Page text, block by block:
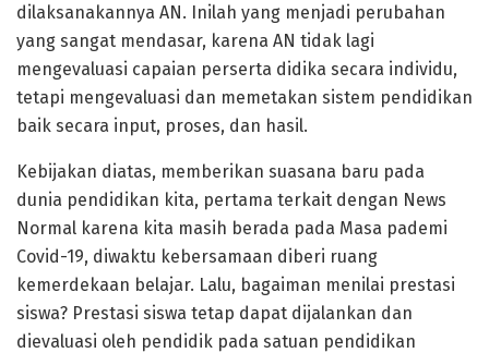
dilaksanakannya AN. Inilah yang menjadi perubahan
yang sangat mendasar, karena AN tidak lagi
mengevaluasi capaian perserta didika secara individu,
tetapi mengevaluasi dan memetakan sistem pendidikan
baik secara input, proses, dan hasil.
Kebijakan diatas, memberikan suasana baru pada
dunia pendidikan kita, pertama terkait dengan News
Normal karena kita masih berada pada Masa pademi
Covid-19, diwaktu kebersamaan diberi ruang
kemerdekaan belajar. Lalu, bagaiman menilai prestasi
siswa? Prestasi siswa tetap dapat dijalankan dan
dievaluasi oleh pendidik pada satuan pendidikan